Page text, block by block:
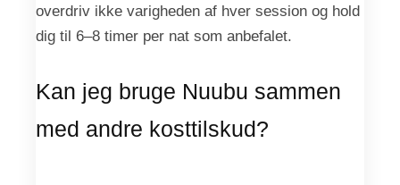
overdriv ikke varigheden af hver session og hold
dig til 6–8 timer per nat som anbefalet.
Kan jeg bruge Nuubu sammen
med andre kosttilskud?